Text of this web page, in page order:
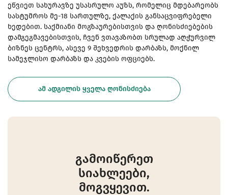
ეწვიეთ სახურავზე უსასრულო აუზს, რომელიც მდებარეობს
სასტუმროს მე-18 სართულზე, ქალაქის განსაცვიფრებელი
ხედებით. საქმიანი მოგზაურებისთვის და ღონისძიებების
დამგეგმავებისთვის, ჩვენ ვთავაზობთ სრულად აღჭურვილ
ბიზნეს ცენტრს, ასევე 9 შეხვედრის დარბაზს, მოქნილ
სამეჯლისო დარბაზს და კვების ოფციებს.
ᲐᲛ ᲐᲓᲒᲘᲚᲘᲡ ᲧᲕᲔᲚᲐ ᲦᲝᲜᲘᲡᲫᲘᲔᲑᲐ
გამოიწერეთ
სიახლეები,
მოგვყევით.